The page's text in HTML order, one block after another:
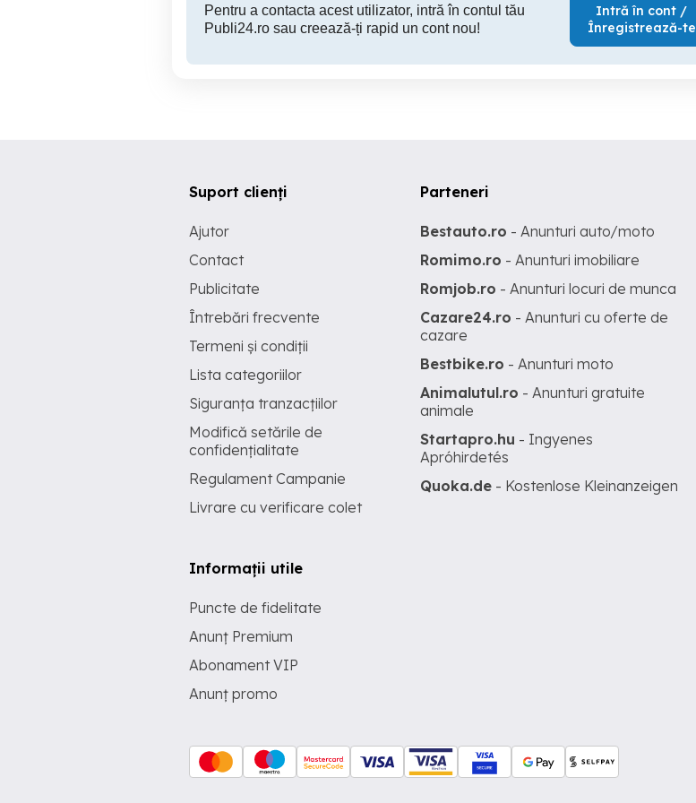
Pentru a contacta acest utilizator, intră în contul tău
Publi24.ro sau creează-ți rapid un cont nou!
Intră în cont /
Înregistrează-te
Suport clienți
Ajutor
Contact
Publicitate
Întrebări frecvente
Termeni și condiții
Lista categoriilor
Siguranța tranzacțiilor
Modifică setările de
confidențialitate
Regulament Campanie
Livrare cu verificare colet
Informații utile
Puncte de fidelitate
Anunț Premium
Abonament VIP
Anunț promo
Parteneri
Bestauto.ro - Anunturi auto/moto
Romimo.ro - Anunturi imobiliare
Romjob.ro - Anunturi locuri de munca
Cazare24.ro - Anunturi cu oferte de
cazare
Bestbike.ro - Anunturi moto
Animalutul.ro - Anunturi gratuite
animale
Startapro.hu - Ingyenes
Apróhirdetés
Quoka.de - Kostenlose Kleinanzeigen